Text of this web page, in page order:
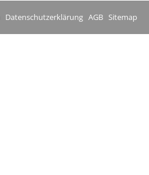
Datenschutzerklärung AGB Sitemap